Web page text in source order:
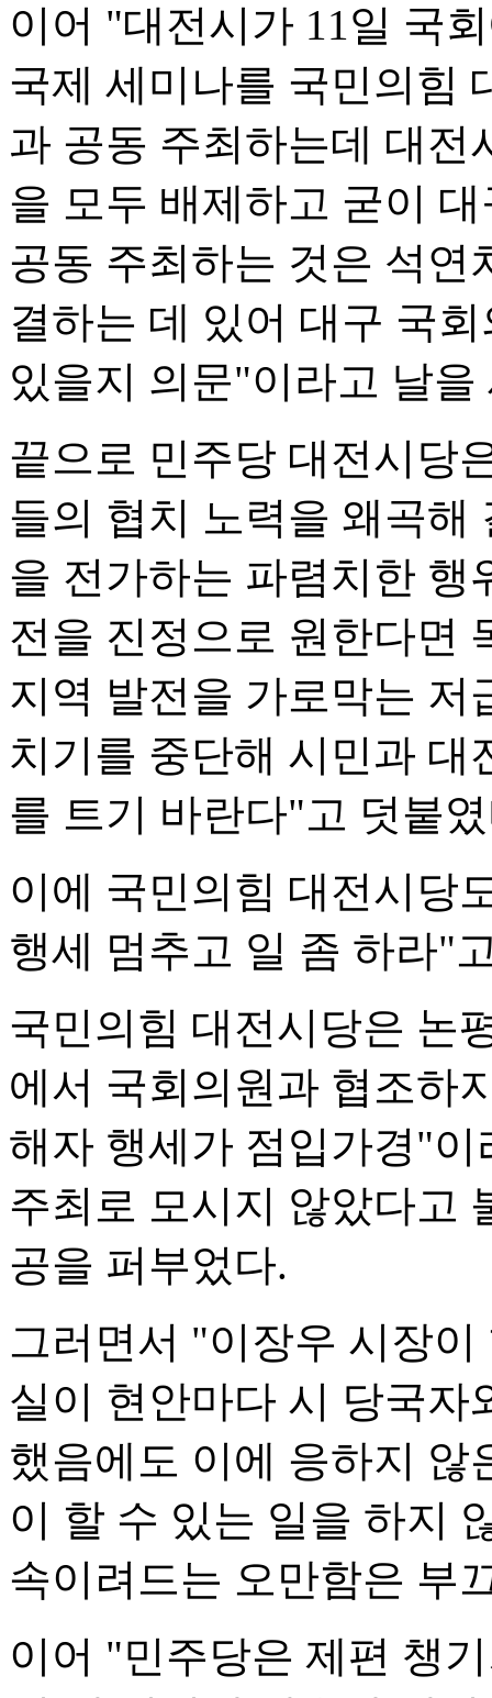
이어 "대전시가 11일 국
국제 세미나를 국민의힘
과 공동 주최하는데 대전
을 모두 배제하고 굳이
공동 주최하는 것은 석
결하는 데 있어 대구 국
있을지 의문"이라고 날을
끝으로 민주당 대전시당
들의 협치 노력을 왜곡해
을 전가하는 파렴치한
전을 진정으로 원한다면
지역 발전을 가로막는 저
치기를 중단해 시민과 대
를 트기 바란다"고 덧붙
이에 국민의힘 대전시당
행세 멈추고 일 좀 하라"
국민의힘 대전시당은 논
에서 국회의원과 협조하
해자 행세가 점입가경"
주최로 모시지 않았다고
공을 퍼부었다.
그러면서 "이장우 시장
실이 현안마다 시 당국자
했음에도 이에 응하지
이 할 수 있는 일을 하지
속이려드는 오만함은 부
이어 "민주당은 제편 챙